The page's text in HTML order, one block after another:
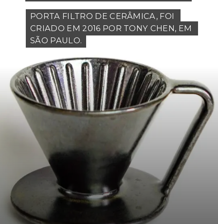
PORTA FILTRO DE CERÂMICA, FOI
CRIADO EM 2016 POR TONY CHEN, EM
SÃO PAULO.
PORTA FILTRO DE CERÂMICA, FOI
CRIADO EM 2016 POR TONY CHEN, EM
SÃO PAULO.